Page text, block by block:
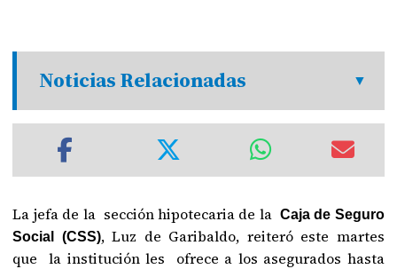
Noticias Relacionadas
La jefa de la sección hipotecaria de la Caja de Seguro
Social (CSS), Luz de Garibaldo, reiteró este martes
que la institución les ofrece a los asegurados hasta